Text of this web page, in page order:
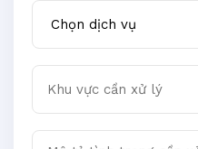
Chọn dịch vụ
Khu vực cần xử lý
Mô tả tình trạng cần xử lý